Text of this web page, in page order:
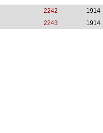
2242 1914
2243 1914